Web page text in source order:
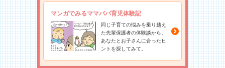
マンガでみるママパパ育児体験記
同じ子育ての悩みを乗り越え
た先輩保護者の体験談から、
あなたとお子さんに合ったヒ
ントを探してみて。